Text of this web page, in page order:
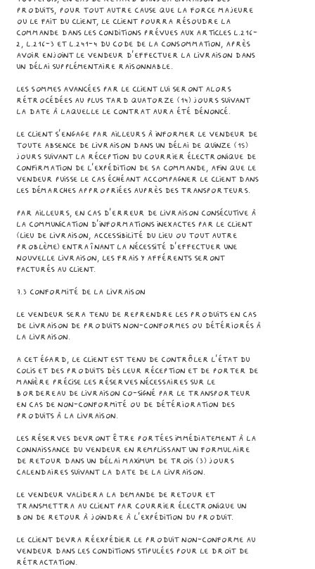
Produits, pour tout autre cause que la force majeure
ou le fait du Client, le Client pourra résoudre la
commande dans les conditions prévues aux articles L.216-
2, L.216-3 et L.241-4 du Code de la consommation, après
avoir enjoint le Vendeur d’effectuer la livraison dans
un délai supplémentaire raisonnable.
Les sommes avancées par le Client lui seront alors
rétrocédées au plus tard quatorze (14) jours suivant
la date à laquelle le contrat aura été dénoncé.
Le Client s’engage par ailleurs à informer le Vendeur de
toute absence de livraison dans un délai de quinze (15)
jours suivant la réception du courrier électronique de
confirmation de l’expédition de sa commande, afin que le
Vendeur puisse le cas échéant accompagner le Client dans
les démarches appropriées auprès des transporteurs.
Par ailleurs, en cas d’erreur de livraison consécutive à
la communication d’informations inexactes par le Client
(lieu de livraison, accessibilité du lieu ou tout autre
problème) entraînant la nécessité d’effectuer une
nouvelle livraison, les frais y afférents seront
facturés au Client.
7.3 Conformité de la livraison
Le Vendeur sera tenu de reprendre les Produits en cas
de livraison de Produits non-conformes ou détériorés à
la livraison.
A cet égard, le Client est tenu de contrôler l’état du
colis et des Produits dès leur réception et de porter de
manière précise les réserves nécessaires sur le
bordereau de livraison co-signé par le transporteur
en cas de non-conformité ou de détérioration des
Produits à la livraison.
Les réserves devront être portées immédiatement à la
connaissance du Vendeur en remplissant un formulaire
de retour dans un délai maximum de trois (3) jours
calendaires suivant la date de la livraison.
Le Vendeur validera la demande de retour et
transmettra au Client par courrier électronique un
bon de retour à joindre à l’expédition du Produit.
Le Client devra réexpédier le Produit non-conforme au
Vendeur dans les conditions stipulées pour le droit de
rétractation.